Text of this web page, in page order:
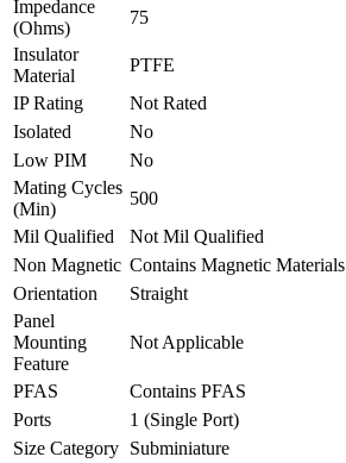
Impedance
(Ohms)
75
Insulator
Material
PTFE
IP Rating
Not Rated
Isolated
No
Low PIM
No
Mating Cycles
(Min)
500
Mil Qualified
Not Mil Qualified
Non Magnetic Contains Magnetic Materials
Orientation
Straight
Panel
Mounting
Feature
Not Applicable
PFAS
Contains PFAS
Ports
1 (Single Port)
Size Category Subminiature